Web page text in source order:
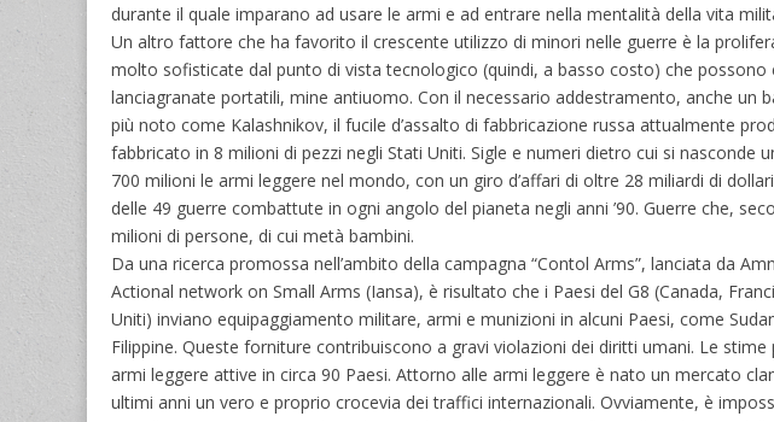
durante il quale imparano ad usare le armi e ad entrare nella mentalità della vita
Un altro fattore che ha favorito il crescente utilizzo di minori nelle guerre è la
molto sofisticate dal punto di vista tecnologico (quindi, a basso costo) che
lanciagranate portatili, mine antiuomo. Con il necessario addestramento, anche un
più noto come Kalashnikov, il fucile d’assalto di fabbricazione russa attualmente
fabbricato in 8 milioni di pezzi negli Stati Uniti. Sigle e numeri dietro cui si nasconde
700 milioni le armi leggere nel mondo, con un giro d’affari di oltre 28 miliardi di
delle 49 guerre combattute in ogni angolo del pianeta negli anni ’90. Guerre che,
milioni di persone, di cui metà bambini.
Da una ricerca promossa nell’ambito della campagna “Contol Arms”, lanciata da
Actional network on Small Arms (Iansa), è risultato che i Paesi del G8 (Canada,
Uniti) inviano equipaggiamento militare, armi e munizioni in alcuni Paesi, come
Filippine. Queste forniture contribuiscono a gravi violazioni dei diritti umani. Le
armi leggere attive in circa 90 Paesi. Attorno alle armi leggere è nato un mercato
ultimi anni un vero e proprio crocevia dei traffici internazionali. Ovviamente, è